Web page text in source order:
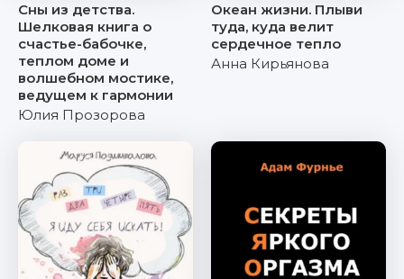
Сны из детства.
Шелковая книга о
счастье-бабочке,
теплом доме и
волшебном мостике,
ведущем к гармонии
Юлия Прозорова
Океан жизни. Плыви
туда, куда велит
сердечное тепло
Анна Кирьянова